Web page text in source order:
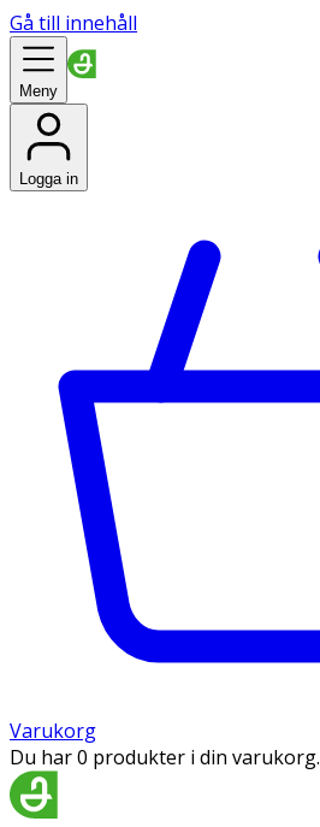
Gå till innehåll
Meny
Logga in
Varukorg
Du har 0 produkter i din varukorg.